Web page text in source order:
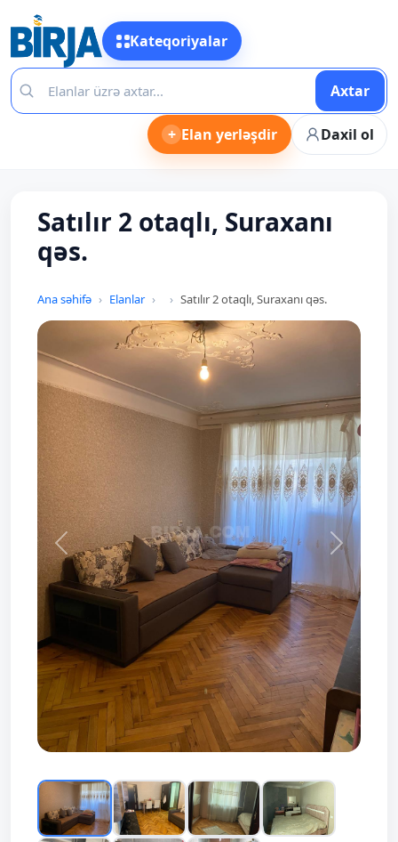
Kateqoriyalar
Axtar
+ Elan yerləşdir Daxil ol
Satılır 2 otaqlı, Suraxanı
qəs.
Ana səhifə Elanlar Satılır 2 otaqlı, Suraxanı qəs.
Prev Next